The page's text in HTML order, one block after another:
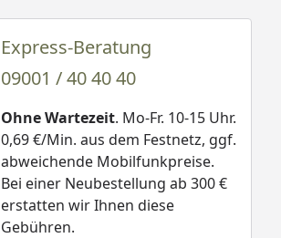
Express-Beratung
09001 / 40 40 40
Ohne Wartezeit. Mo-Fr. 10-15 Uhr.
0,69 €/Min. aus dem Festnetz, ggf.
abweichende Mobilfunkpreise.
Bei einer Neubestellung ab 300 €
erstatten wir Ihnen diese
Gebühren.